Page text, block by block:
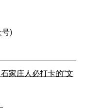
号)
家庄人必打卡的“文